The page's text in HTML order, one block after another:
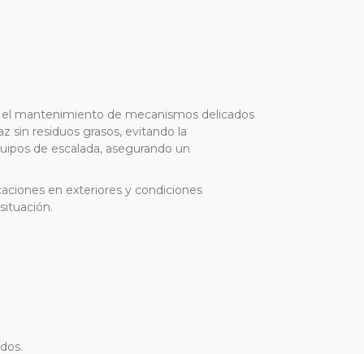
mantenimiento de mecanismos delicados
sin residuos grasos, evitando la
de escalada, asegurando un
en exteriores y condiciones